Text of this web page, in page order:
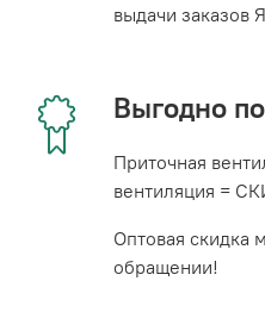
выдачи заказов
Выгодно
Приточная
вентиляция =
Оптовая скидка
обращении!